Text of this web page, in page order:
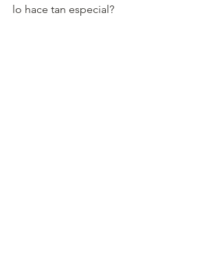
lo hace tan especial?